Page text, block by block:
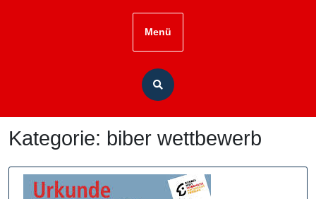
Menü
Kategorie: biber wettbewerb